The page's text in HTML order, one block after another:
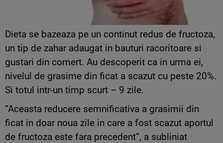
Dieta se bazeaza pe un continut redus de fructoza,
un tip de zahar adaugat in bauturi racoritoare si
gustari din comert. Au descoperit ca in urma ei,
nivelul de grasime din ficat a scazut cu peste 20%.
Si totul intr-un timp scurt – 9 zile.
”Aceasta reducere semnificativa a grasimii din
ficat in doar noua zile in care a fost scazut aportul
de fructoza este fara precedent”, a subliniat